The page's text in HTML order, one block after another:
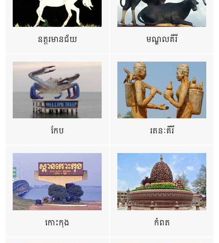
ឧត្ដរមានជ័យ មណ្ឌលគីរី
កែប រតនៈគីរី
កោះកុង កំពត